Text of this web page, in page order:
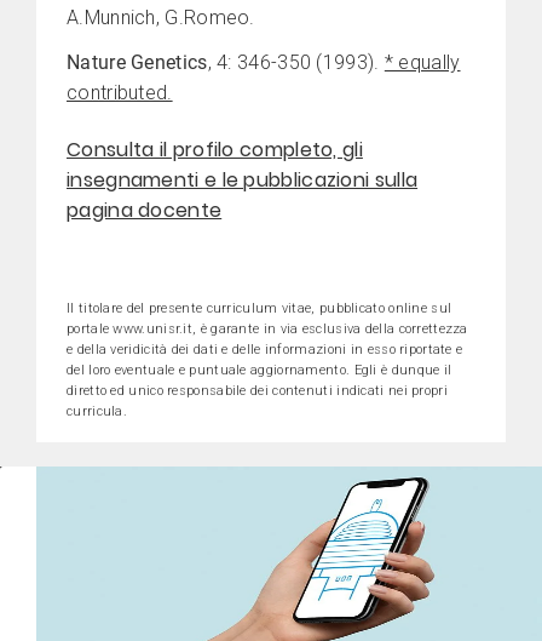
A.Munnich, G.Romeo.
Nature Genetics, 4: 346-350 (1993). * equally
contributed.
Consulta il profilo completo, gli
insegnamenti e le pubblicazioni sulla
pagina docente
Il titolare del presente curriculum vitae, pubblicato online sul
portale www.unisr.it, è garante in via esclusiva della correttezza
e della veridicità dei dati e delle informazioni in esso riportate e
del loro eventuale e puntuale aggiornamento. Egli è dunque il
diretto ed unico responsabile dei contenuti indicati nei propri
curricula.